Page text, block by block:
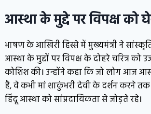
आस्था के मुद्दे पर विपक्ष को
भाषण के आखिरी हिस्से में मुख्यमंत्री ने
आस्था के मुद्दों पर विपक्ष के दोहरे चरित्र को
कोशिश की। उन्होंने कहा कि जो लोग आज
हैं, वे कभी मां शाकुंभरी देवी के दर्शन करने
हिंदू आस्था को सांप्रदायिकता से जोड़ते रहे।